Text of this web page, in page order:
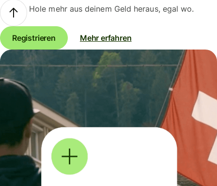
Hole mehr aus deinem Geld heraus, egal wo.
Registrieren Mehr erfahren